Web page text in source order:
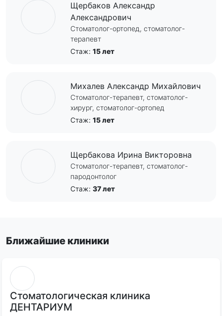
Щербаков Александр
Александрович
Стоматолог-ортопед, стоматолог-
терапевт
Стаж: 15 лет
Михалев Александр Михайлович
Стоматолог-терапевт, стоматолог-
хирург, стоматолог-ортопед
Стаж: 15 лет
Щербакова Ирина Викторовна
Стоматолог-терапевт, стоматолог-
пародонтолог
Стаж: 37 лет
Ближайшие клиники
Стоматологическая клиника
ДЕНТАРИУМ